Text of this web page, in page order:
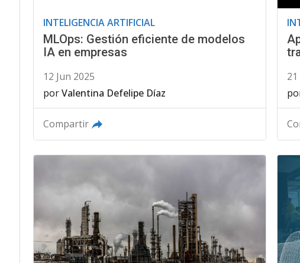
INTELIGENCIA ARTIFICIAL
MLOps: Gestión eficiente de modelos
IA en empresas
12 Jun 2025
porValentina Defelipe Díaz
Compartir